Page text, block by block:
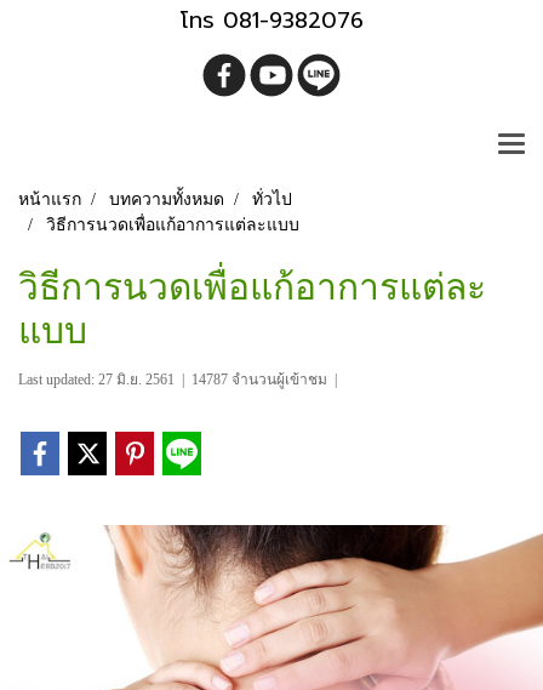
โทร 081-9382076
หน้าแรก บทความทั้งหมด
ทั่วไป
วิธีการนวดเพื่อแก้อาการแต่ละแบบ
วิธีการนวดเพื่อแก้อาการแต่ละ
แบบ
Last updated: 27 มิ.ย. 2561 14787 จำนวนผู้เข้าชม